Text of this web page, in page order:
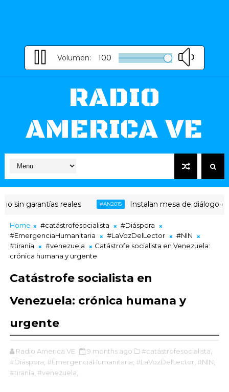
Volumen: 100
RADIO
AMERICA VE
garantías reales #AN2015 Instalan mesa de diálogo entre
Home #catástrofesocialista
#Diáspora
#EmergenciaHumanitaria
#LaVozDelLector
#NIN
#tiranía
#venezuela
Catástrofe socialista en Venezuela:
crónica humana y urgente
Catástrofe socialista en
Venezuela: crónica humana y
urgente
Radio America VE 9 months ago
#catástrofesocialista,
#Diáspora, #EmergenciaHumanitaria, #LaVozDelLector, #NIN,
#tiranía, #venezuela,